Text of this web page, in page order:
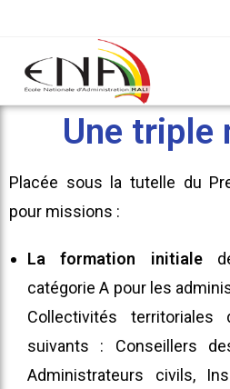
Une triple
Placée sous la tutelle du
pour missions :
La formation initiale
catégorie A pour les
Collectivités
suivants : Conseillers
Administrateurs civils,